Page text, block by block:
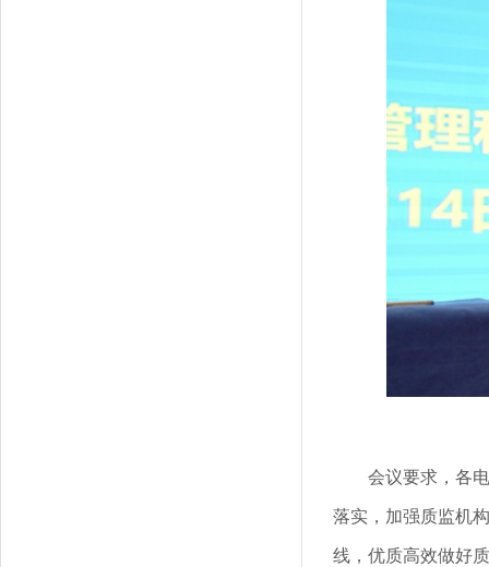
会议要求，各
落实，加强质监机
线，优质高效做好